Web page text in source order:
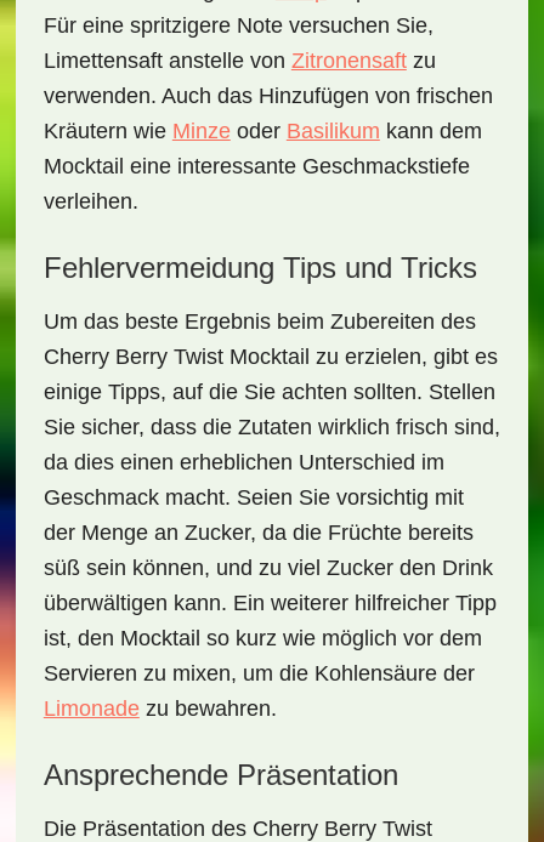
Für eine spritzigere Note versuchen Sie,
Limettensaft anstelle von Zitronensaftzu
verwenden. Auch das Hinzufügen von frischen
Kräutern wie Minzeoder Basilikum kann dem
Mocktail eine interessante Geschmackstiefe
verleihen.
Fehlervermeidung Tips und Tricks
Um das beste Ergebnis beim Zubereiten des
Cherry Berry Twist Mocktail zu erzielen, gibt es
einige Tipps, auf die Sie achten sollten. Stellen
Sie sicher, dass die Zutaten wirklich frisch sind,
da dies einen erheblichen Unterschied im
Geschmack macht. Seien Sie vorsichtig mit
der Menge an Zucker, da die Früchte bereits
süß sein können, und zu viel Zucker den Drink
überwältigen kann. Ein weiterer hilfreicher Tipp
ist, den Mocktail so kurz wie möglich vor dem
Servieren zu mixen, um die Kohlensäure der
Limonadezu bewahren.
Ansprechende Präsentation
Die Präsentation des Cherry Berry Twist